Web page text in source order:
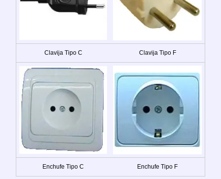
Clavija Tipo C Clavija Tipo F
Enchufe Tipo C Enchufe Tipo F